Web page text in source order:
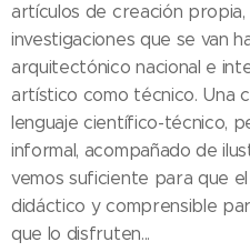
artículos de creación
investigaciones que se van
arquitectónico nacional e
artístico como técnico. Una
lenguaje científico-técnico,
informal, acompañado de
vemos suficiente para que el
didáctico y comprensible
que lo disfruten...